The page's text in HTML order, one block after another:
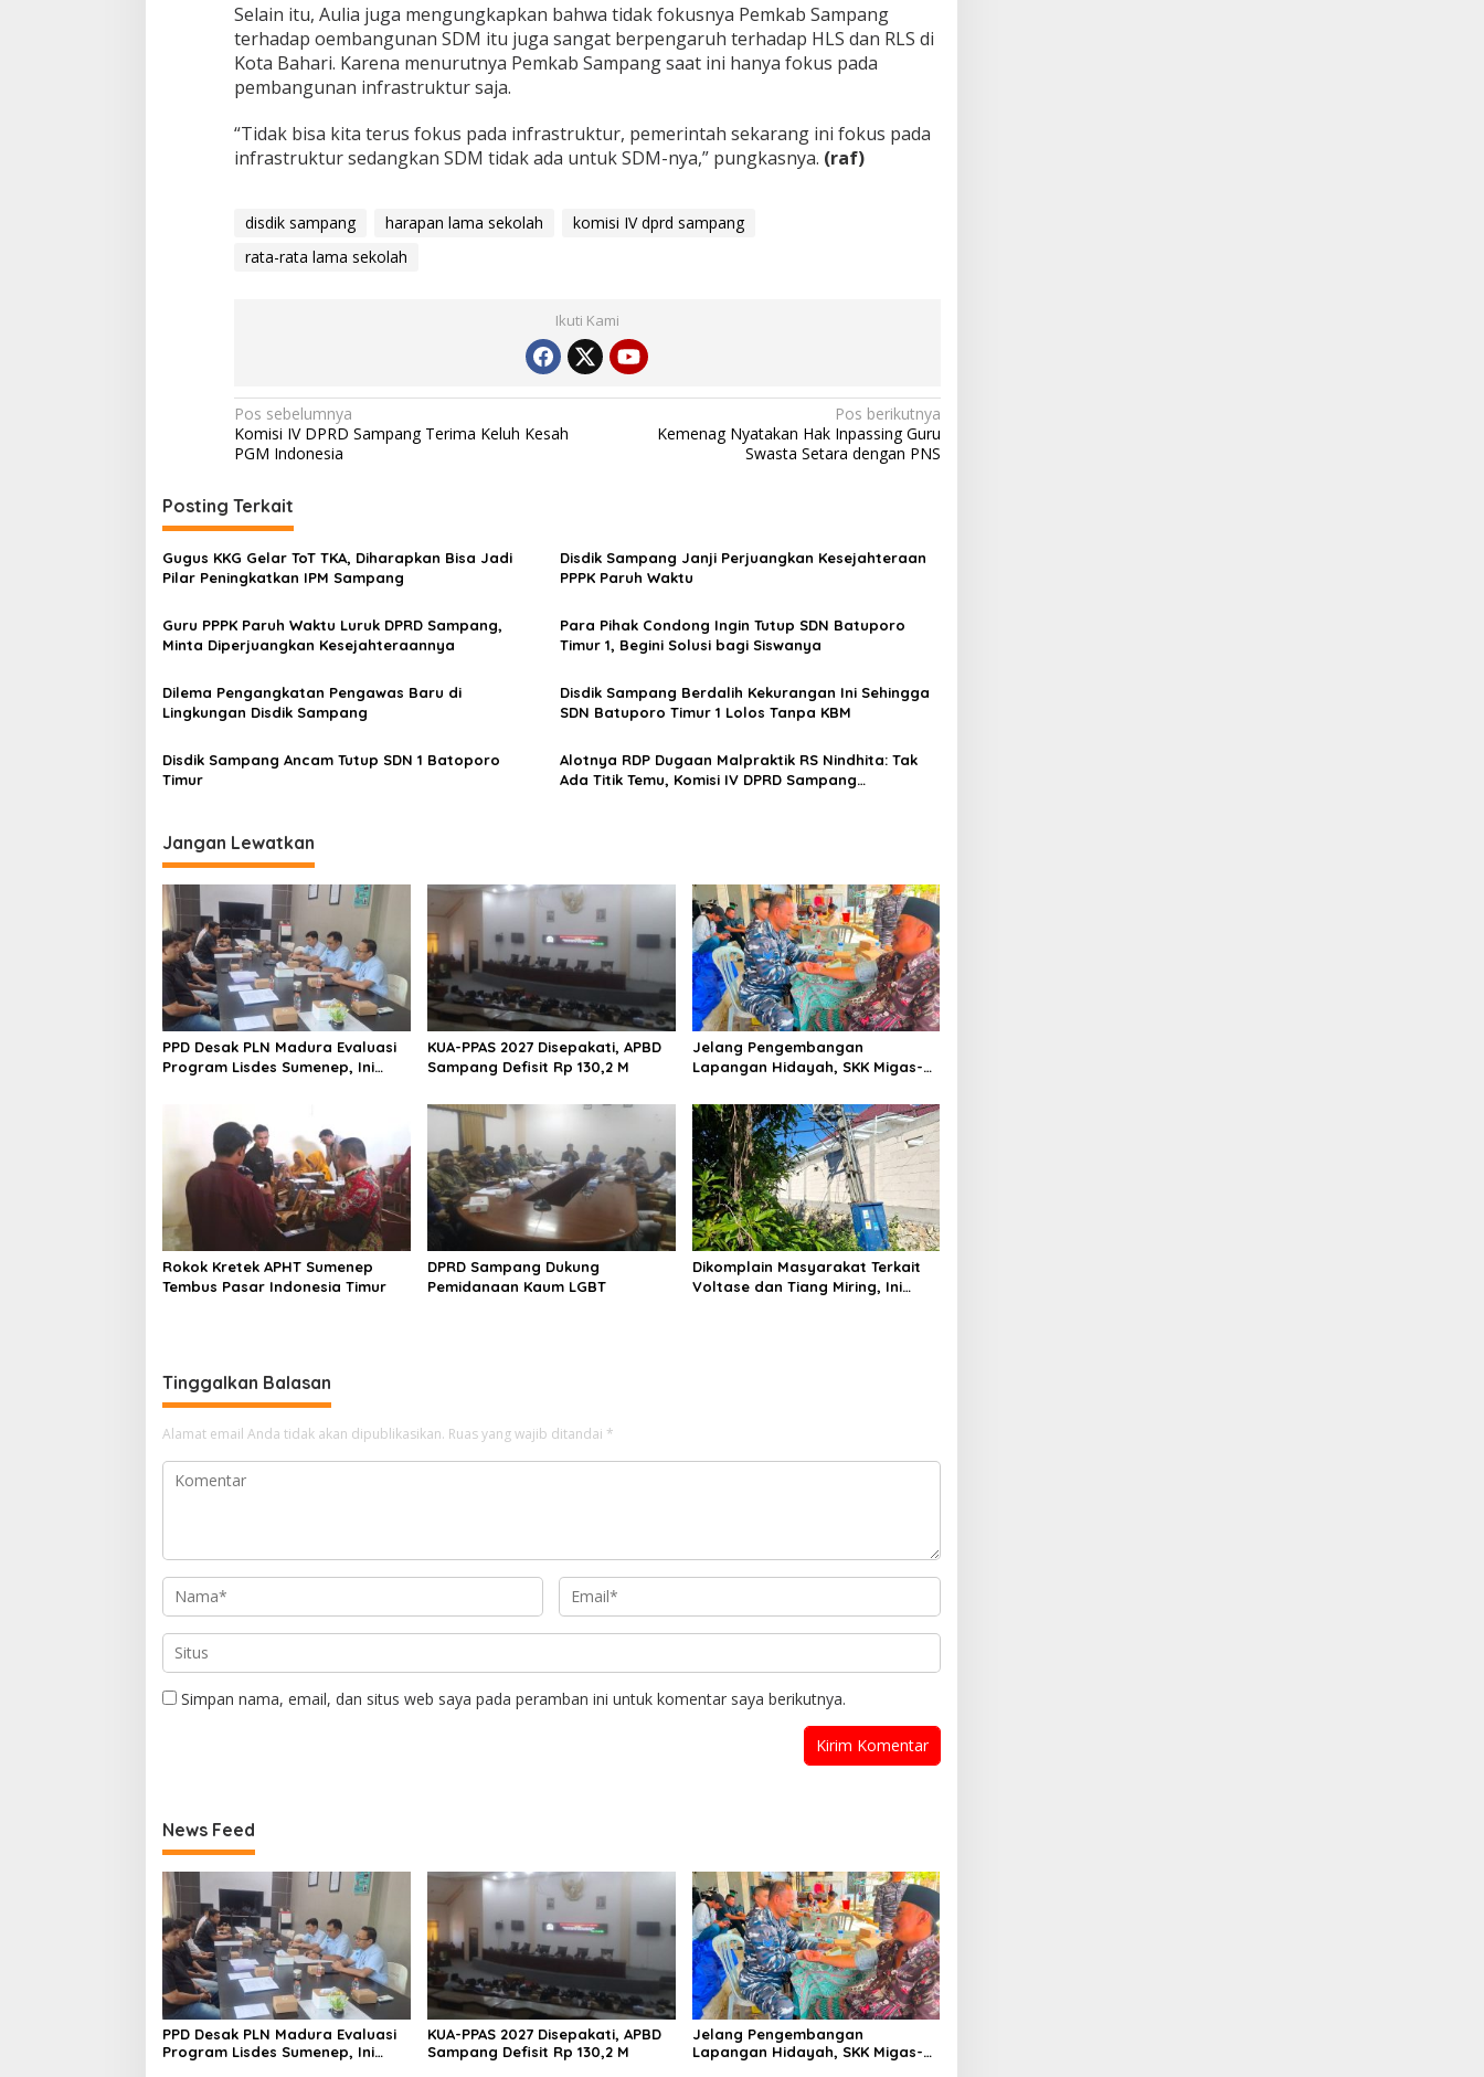
Selain itu, Aulia juga mengungkapkan bahwa tidak fokusnya Pemkab Sampang
terhadap oembangunan SDM itu juga sangat berpengaruh terhadap HLS dan RLS di
Kota Bahari. Karena menurutnya Pemkab Sampang saat ini hanya fokus pada
pembangunan infrastruktur saja.
“Tidak bisa kita terus fokus pada infrastruktur, pemerintah sekarang ini fokus pada
infrastruktur sedangkan SDM tidak ada untuk SDM-nya,” pungkasnya. (raf)
disdik sampang harapan lama sekolah
komisi IV dprd sampang
rata-rata lama sekolah
Ikuti Kami
Navigasi
pos
Pos sebelumnya
Komisi IV DPRD Sampang Terima Keluh Kesah
PGM Indonesia
Pos berikutnya
Kemenag Nyatakan Hak Inpassing Guru
Swasta Setara dengan PNS
Posting Terkait
Gugus KKG Gelar ToT TKA, Diharapkan Bisa Jadi
Pilar Peningkatkan IPM Sampang
Disdik Sampang Janji Perjuangkan Kesejahteraan
PPPK Paruh Waktu
Guru PPPK Paruh Waktu Luruk DPRD Sampang,
Minta Diperjuangkan Kesejahteraannya
Para Pihak Condong Ingin Tutup SDN Batuporo
Timur 1, Begini Solusi bagi Siswanya
Dilema Pengangkatan Pengawas Baru di
Lingkungan Disdik Sampang
Disdik Sampang Berdalih Kekurangan Ini Sehingga
SDN Batuporo Timur 1 Lolos Tanpa KBM
Disdik Sampang Ancam Tutup SDN 1 Batoporo
Timur
Alotnya RDP Dugaan Malpraktik RS Nindhita: Tak
Ada Titik Temu, Komisi IV DPRD Sampang
Jangan Lewatkan
PPD Desak PLN Madura Evaluasi
Program Lisdes Sumenep, Ini
KUA-PPAS 2027 Disepakati, APBD
Sampang Defisit Rp 130,2 M
Jelang Pengembangan
Lapangan Hidayah, SKK Migas-
Sinergi dengan Nelayan
Sampang
Rokok Kretek APHT Sumenep
Tembus Pasar Indonesia Timur
DPRD Sampang Dukung
Pemidanaan Kaum LGBT
Dikomplain Masyarakat Terkait
Voltase dan Tiang Miring, Ini
Tinggalkan Balasan
Alamat email Anda tidak akan dipublikasikan. Ruas yang wajib ditandai *
Simpan nama, email, dan situs web saya pada peramban ini untuk komentar saya berikutnya.
News Feed
PPD Desak PLN Madura Evaluasi
Program Lisdes Sumenep, Ini
KUA-PPAS 2027 Disepakati, APBD
Sampang Defisit Rp 130,2 M
Jelang Pengembangan
Lapangan Hidayah, SKK Migas-